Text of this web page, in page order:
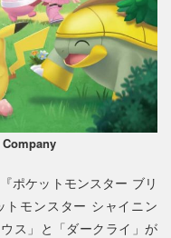
ポケットモンスター ブリ
トモンスター シャイニン
ス」と「ダークライ」が